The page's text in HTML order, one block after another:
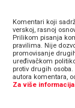
Komentari koji
verskoj, rasnoj
Prilikom pisanja
pravilima. Nije
promovisanje
uređivačkom
protiv drugih
autora komentara,
Za više